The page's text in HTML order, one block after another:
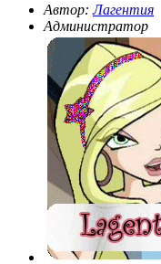
Автор:Лагентия
Администратор